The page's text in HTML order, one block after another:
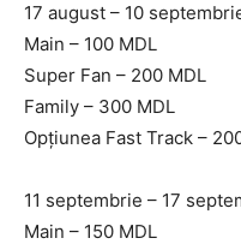
17 august – 10
Main – 100 MDL
Super Fan – 200 MDL
Family – 300 MDL
Opțiunea Fast Track –
11 septembrie – 17
Main – 150 MDL